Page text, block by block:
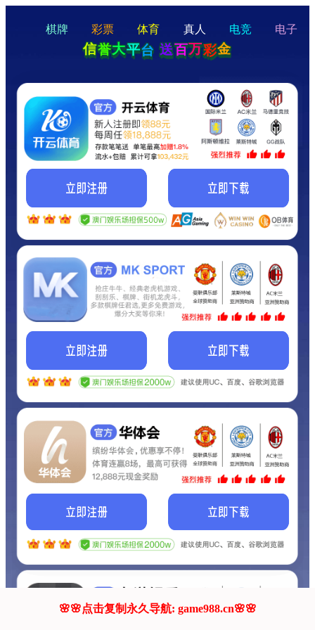
hello
Hey Guys!
我们即将上线啦...
我们的网站正在建设.
它将是非常棒的网站.
联系我们!